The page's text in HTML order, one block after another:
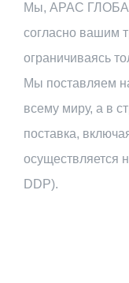
Мы, АРАС
согласно вашим
ограничиваясь
Мы поставляем
всему миру, а в
поставка,
осуществляется
DDP).